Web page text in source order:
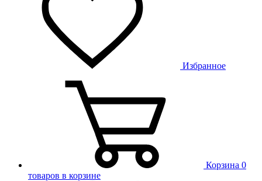
Избранное
Корзина 0
товаров в корзине